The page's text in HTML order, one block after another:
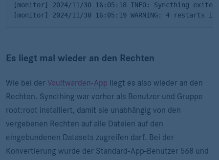
[monitor] 2024/11/30 16:05:18 INFO: Syncthing
[monitor] 2024/11/30 16:05:19 WARNING: 4 restarts
Es liegt mal wieder an den Rechten
Wie bei der Vaultwarden-App liegt es also wieder an den
Rechten. Syncthing war vorher als Benutzer und Gruppe
root:root installiert, damit sie unabhängig von den
vergebenen Rechten auf alle Dateien auf den
eingebundenen Datasets zugreifen darf. Bei der
Konvertierung wurde der Standard-App-Benutzer 568 und